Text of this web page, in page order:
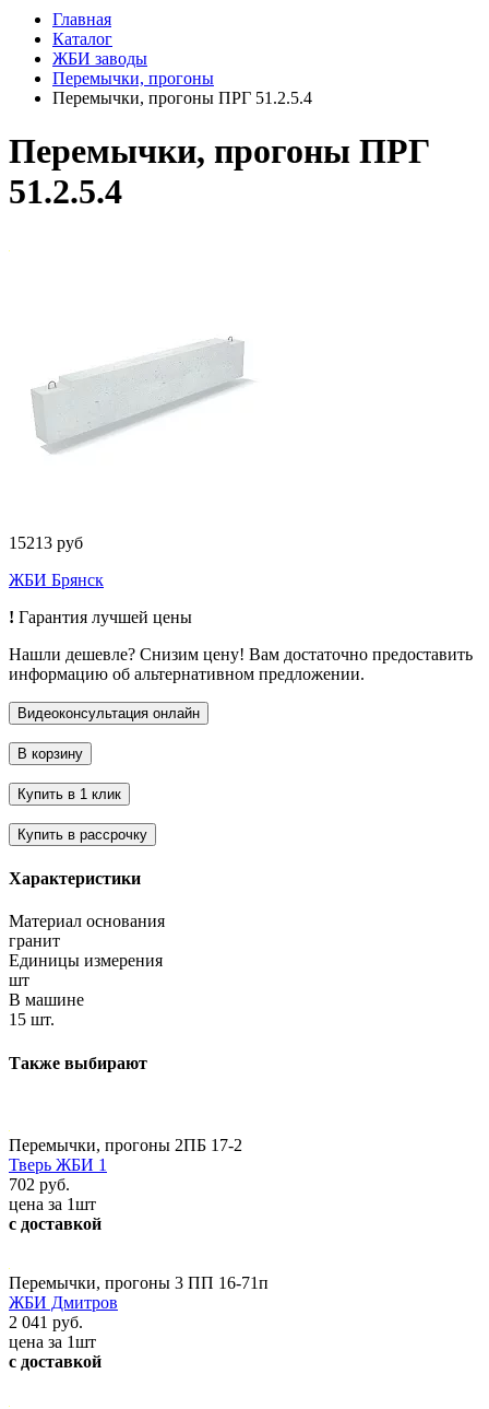
Главная
Каталог
ЖБИ заводы
Перемычки, прогоны
Перемычки, прогоны ПРГ 51.2.5.4
Перемычки, прогоны ПРГ
51.2.5.4
15213 руб
ЖБИ Брянск
! Гарантия лучшей цены
Нашли дешевле? Снизим цену! Вам достаточно предоставить
информацию об альтернативном предложении.
Характеристики
Материал основания
гранит
Единицы измерения
шт
В машине
15 шт.
Также выбирают
Перемычки, прогоны 2ПБ 17-2
Тверь ЖБИ 1
702 руб.
цена за 1шт
с доставкой
Перемычки, прогоны 3 ПП 16-71п
ЖБИ Дмитров
2 041 руб.
цена за 1шт
с доставкой